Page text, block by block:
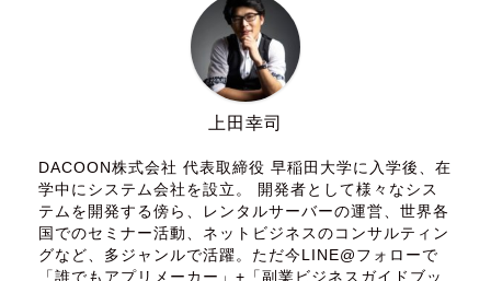
上田幸司
DACOON株式会社 代表取締役 早稲田大学に入学後、在
学中にシステム会社を設立。 開発者として様々なシス
テムを開発する傍ら、レンタルサーバーの運営、世界各
国でのセミナー活動、ネットビジネスのコンサルティン
グなど、多ジャンルで活躍。ただ今LINE@フォローで
「誰でもアプリメーカー」+「副業ビジネスガイドブッ